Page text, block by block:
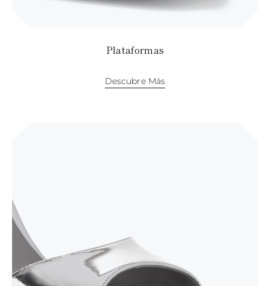
Plataformas
Descubre Más